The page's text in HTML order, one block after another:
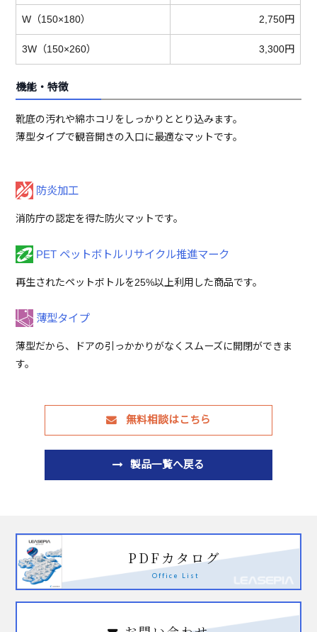
W（150×180） 2,750円
3W（150×260） 3,300円
機能・特徴
靴底の汚れや綿ホコリをしっかりととり込みます。
薄型タイプで観音開きの入口に最適なマットです。
防炎加工
消防庁の認定を得た防火マットです。
PET ペットボトルリサイクル推進マーク
再生されたペットボトルを25%以上利用した商品です。
薄型タイプ
薄型だから、ドアの引っかかりがなくスムーズに開閉ができま
す。
無料相談はこちら
製品一覧へ戻る
PDFカタログ
Office List